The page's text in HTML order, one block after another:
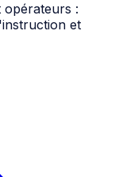
:
et